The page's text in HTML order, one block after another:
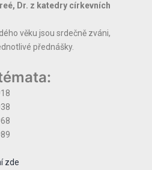
Dr. z katedry církevních
věku jsou srdečně zváni,
přednášky.
zde